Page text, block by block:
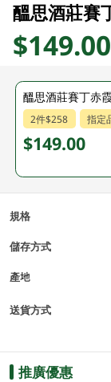
醞思酒莊賽
$149.00
醞思酒莊賽丁赤
2件$258 指定
$149.00
規格
儲存方式
產地
送貨方式
推廣優惠